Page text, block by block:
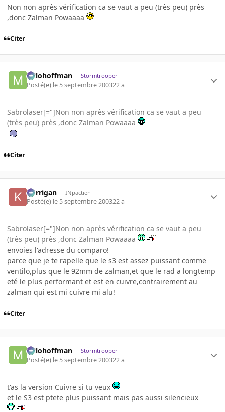
Non non après vérification ca se vaut a peu (très peu) près
,donc Zalman Powaaaa
Citer
milohoffman Stormtrooper
Posté(e) le 5 septembre 200322 a
Sabrolaser[="]Non non après vérification ca se vaut a peu
(très peu) près ,donc Zalman Powaaaa
Citer
korrigan INpactien
Posté(e) le 5 septembre 200322 a
Sabrolaser[="]Non non après vérification ca se vaut a peu
(très peu) près ,donc Zalman Powaaaa
envoies l'adresse du comparo!
parce que je te rapelle que le s3 est assez puissant comme
ventilo,plus que le 92mm de zalman,et que le rad a longtemp
eté le plus performant et est en cuivre,contrairement au
zalman qui est mi cuivre mi alu!
Citer
milohoffman Stormtrooper
Posté(e) le 5 septembre 200322 a
t'as la version Cuivre si tu veux
et le S3 est ptete plus puissant mais pas aussi silencieux